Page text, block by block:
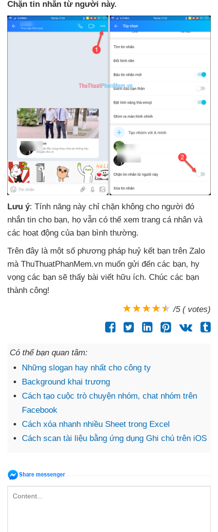
Chặn tin nhắn từ người này.
Lưu ý: Tính năng này chỉ chặn không cho người đó
nhắn tin cho bạn, họ vẫn có thể xem trang cá nhân và
các hoạt động của bạn bình thường.
Trên đây là một số phương pháp huỷ kết bạn trên Zalo
mà ThuThuatPhanMem.vn muốn gửi đến các bạn, hy
vọng các bạn sẽ thấy bài viết hữu ích. Chúc các bạn
thành công!
/5 ( votes)
Có thể bạn quan tâm:
Những slogan hay nhất cho công ty
Background khai trương
Cách tạo cuộc trò chuyện nhóm, chat nhóm trên
Facebook
Cách xóa nhanh nhiều Sheet trong Excel
Cách scan tài liệu bằng ứng dụng Ghi chú trên iOS